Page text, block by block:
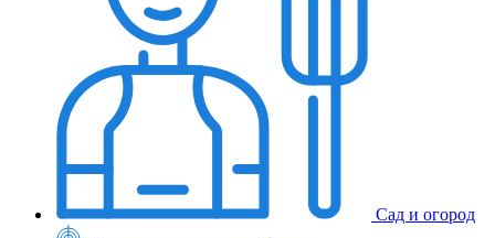
Сад и огород